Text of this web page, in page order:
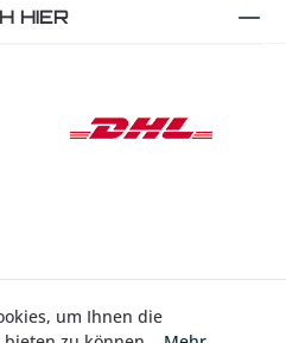
HIER
um Ihnen die